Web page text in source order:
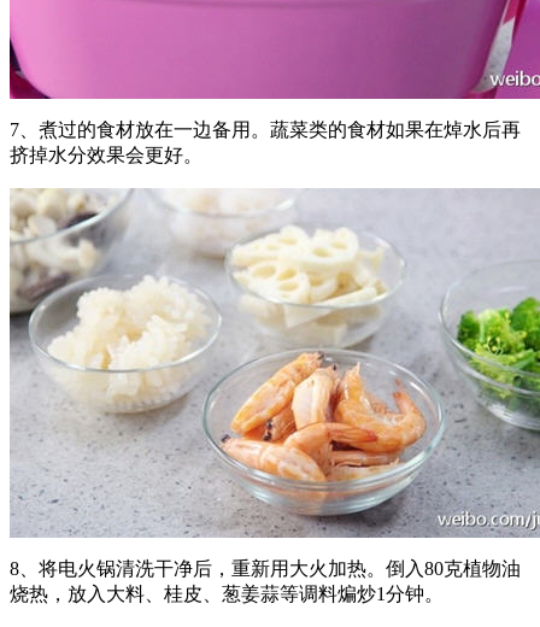
7、煮过的食材放在一边备用。蔬菜类的食材如果在焯水后再
挤掉水分效果会更好。
8、将电火锅清洗干净后，重新用大火加热。倒入80克植物油
烧热，放入大料、桂皮、葱姜蒜等调料煸炒1分钟。